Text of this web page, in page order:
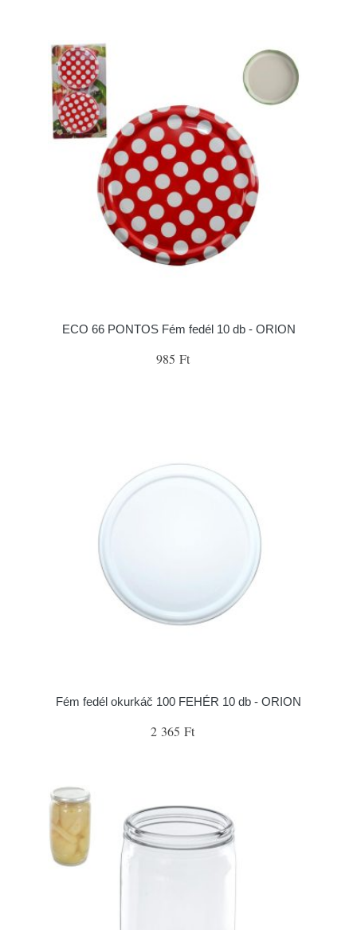
ECO 66 PONTOS Fém fedél 10 db - ORION
985 Ft
Fém fedél okurkáč 100 FEHÉR 10 db - ORION
2 365 Ft